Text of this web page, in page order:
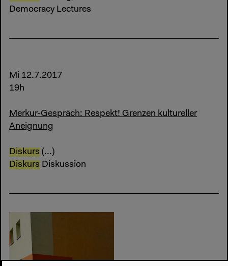
Democracy Lectures
Mi 12.7.2017
19h
Merkur-Gespräch: Respekt! Grenzen kultureller
Aneignung
Diskurs (...)
Diskurs Diskussion